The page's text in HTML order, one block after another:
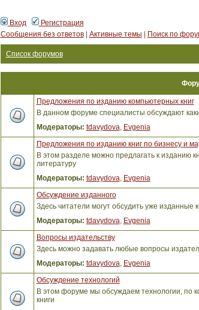
Вход
Регистрация
Сообщения без ответов| Активные темы Поиск по
Список форумов
Предложения по изданию компьютерных книг
В данном форуме специалисты обсуждают
Модераторы: tdavydova, Evgenia
Предложения по изданию книг по бизнесу и
В этом разделе можно предлагать к изданию
литературу
Модераторы: tdavydova, Evgenia
Обсуждение изданного
Здесь читатели могут обсудить уже изданные
Модераторы: tdavydova, Evgenia
Вопросы издательству
Здесь можно задавать любые вопросы
Модераторы: tdavydova, Evgenia
Обсуждение технологий
В этом форуме мы обсуждаем технологии, по
книги